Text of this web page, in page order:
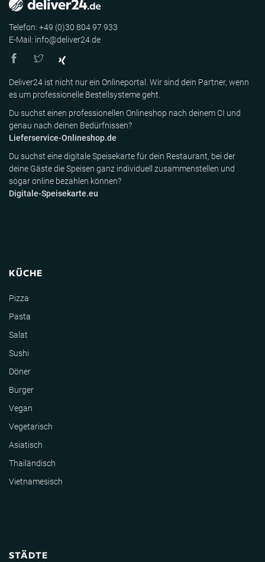
Telefon: +49 (0)30 804 97 933
E-Mail: info@deliver24.de
Deliver24 ist nicht nur ein Onlineportal. Wir sind dein Partner, wenn
es um professionelle Bestellsysteme geht.
Du suchst einen professionellen Onlineshop nach deinem CI und
genau nach deinen Bedürfnissen?
Lieferservice-Onlineshop.de
Du suchst eine digitale Speisekarte für dein Restaurant, bei der
deine Gäste die Speisen ganz individuell zusammenstellen und
sogar online bezahlen können?
Digitale-Speisekarte.eu
KÜCHE
Pizza
Pasta
Salat
Sushi
Döner
Burger
Vegan
Vegetarisch
Asiatisch
Thailändisch
Vietnamesisch
STÄDTE